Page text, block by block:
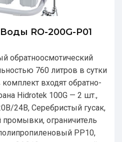
RO-200G-P01
обратноосмотический
760 литров в сутки
комплект входят обратно-
Hidrotek 100G — 2 шт.,
24В, Серебристый гусак,
промывки, ограничитель
РР10,